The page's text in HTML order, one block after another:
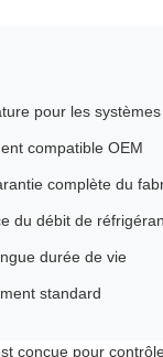
pour les
compatible OEM
complète du
du débit de
durée de vie
standard
conçue pour